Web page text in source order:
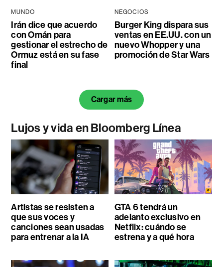
MUNDO
Irán dice que acuerdo
con Omán para
gestionar el estrecho de
Ormuz está en su fase
final
NEGOCIOS
Burger King dispara sus
ventas en EE.UU. con un
nuevo Whopper y una
promoción de Star Wars
Cargar más
Lujos y vida en Bloomberg Línea
Artistas se resisten a
que sus voces y
canciones sean usadas
para entrenar a la IA
GTA 6 tendrá un
adelanto exclusivo en
Netflix: cuándo se
estrena y a qué hora